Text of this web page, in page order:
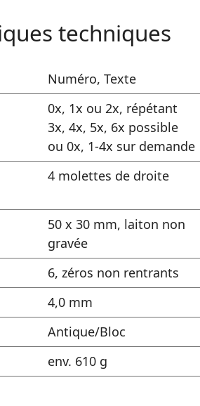
techniques
Numéro, Texte
0x, 1x ou 2x, répétant
3x, 4x, 5x, 6x possible
ou 0x, 1-4x sur demande
4 molettes de droite
50 x 30 mm, laiton non
gravée
6, zéros non rentrants
4,0 mm
Antique/Bloc
env. 610 g